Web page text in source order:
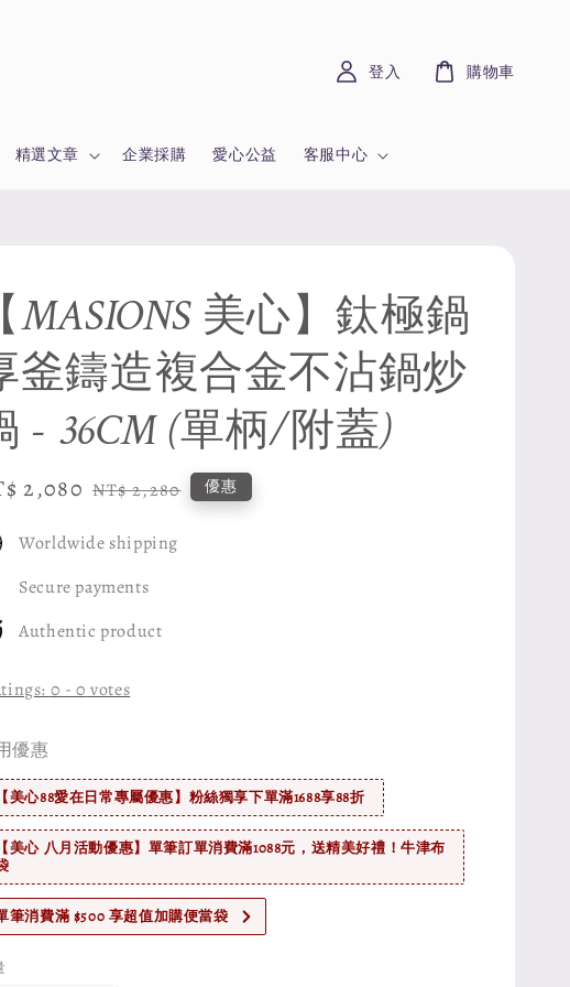
精選文章 企業採購 愛心公益 客服中心
登入 購物車
【MASIONS 美心】鈦極鍋
釜鑄造複合金不沾鍋炒
- 36CM (單柄/附蓋)
2,080 Regular
NT$ 2,280 優惠
Worldwide shipping
Secure payments
Authentic product
0 -0 votes
優惠
【美心88愛在日常專屬優惠】粉絲獨享下單滿1688享88折
【美心 八月活動優惠】單筆訂單消費滿1088元，送精美好禮！牛津布
筆消費滿 $500 享超值加購便當袋